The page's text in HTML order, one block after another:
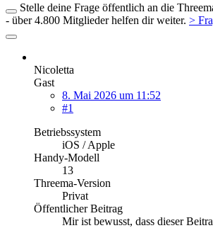
Stelle deine Frage öffentlich an die
- über 4.800 Mitglieder helfen dir weiter. >
Nicoletta
Gast
8. Mai 2026 um 11:52
#1
Betriebssystem
iOS / Apple
Handy-Modell
13
Threema-Version
Privat
Öffentlicher Beitrag
Mir ist bewusst, dass dieser